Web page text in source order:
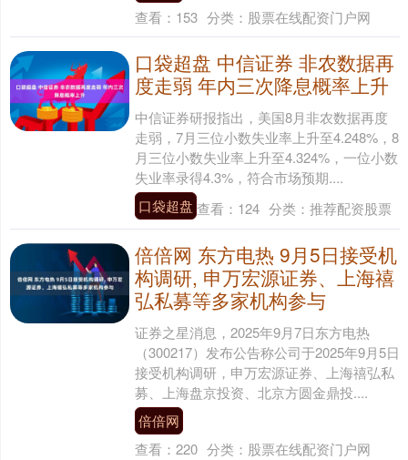
查看： 153 分类： 股票在线配资门户网
口袋超盘 中信证券 非农数据再
度走弱 年内三次降息概率上升
中信证券研报指出，美国8月非农数据再度
走弱，7月三位小数失业率上升至4.248%，8
月三位小数失业率上升至4.324%，一位小数
失业率录得4.3%，符合市场预期....
口袋超盘 查看： 124 分类： 推荐配资股票
倍倍网 东方电热 9月5日接受机
构调研, 申万宏源证券、上海禧
弘私募等多家机构参与
证券之星消息，2025年9月7日东方电热
（300217）发布公告称公司于2025年9月5日
接受机构调研，申万宏源证券、上海禧弘私
募、上海盘京投资、北京方圆金鼎投....
倍倍网
查看： 220 分类： 股票在线配资门户网